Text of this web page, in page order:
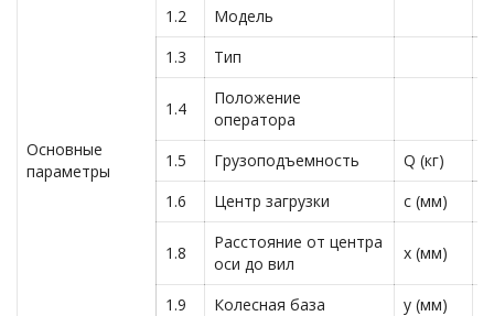
Основные
параметры
1.2 Модель
1.3
Тип
1.4
Положение
оператора
1.5 Грузоподъемность Q (кг)
1.6
Центр загрузки c (мм)
1.8
Расстояние от центра
оси до вил
x (мм)
1.9 Колесная база y (мм)